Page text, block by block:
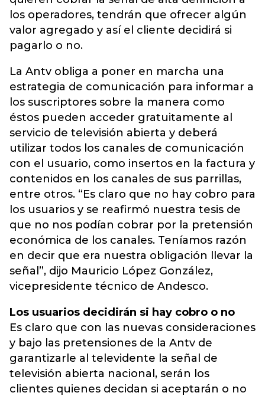
los operadores, tendrán que ofrecer algún
valor agregado y así el cliente decidirá si
pagarlo o no.
La Antv obliga a poner en marcha una
estrategia de comunicación para informar a
los suscriptores sobre la manera como
éstos pueden acceder gratuitamente al
servicio de televisión abierta y deberá
utilizar todos los canales de comunicación
con el usuario, como insertos en la factura y
contenidos en los canales de sus parrillas,
entre otros. “Es claro que no hay cobro para
los usuarios y se reafirmó nuestra tesis de
que no nos podían cobrar por la pretensión
económica de los canales. Teníamos razón
en decir que era nuestra obligación llevar la
señal”, dijo Mauricio López González,
vicepresidente técnico de Andesco.
Los usuarios decidirán si hay cobro o no
Es claro que con las nuevas consideraciones
y bajo las pretensiones de la Antv de
garantizarle al televidente la señal de
televisión abierta nacional, serán los
clientes quienes decidan si aceptarán o no